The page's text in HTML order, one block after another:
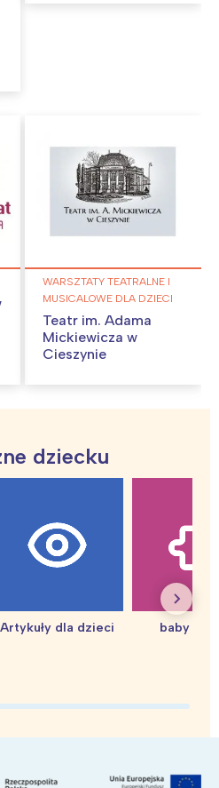
WARSZTATY TEATRALNE I
MUSICALOWE DLA DZIECI
Teatr im. Adama
Mickiewicza w
Cieszynie
dziecku
Artykuły dla dzieci baby